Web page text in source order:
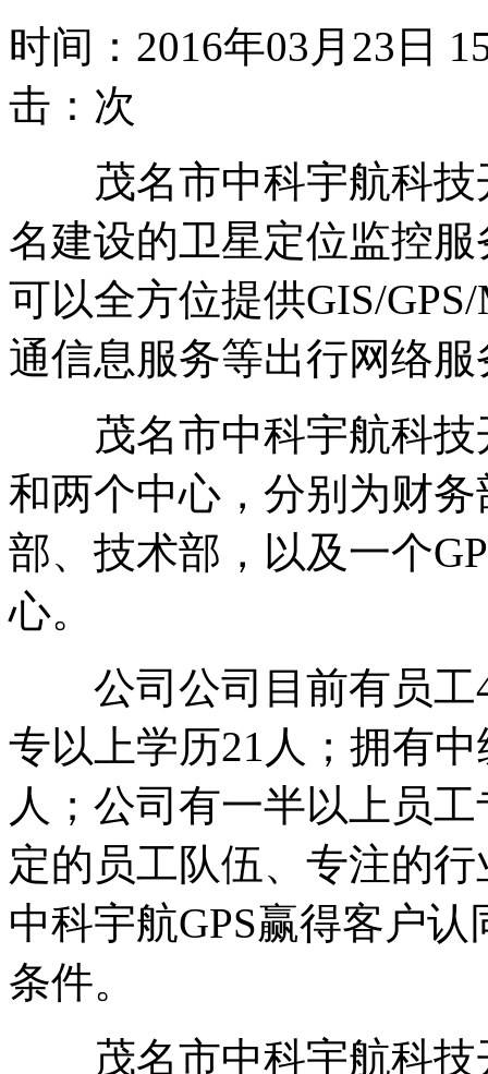
时间：2016年03月23
击： 次
茂名市中科宇航科技
名建设的卫星定位监控
可以全方位提供GIS/
通信息服务等出行网络服
茂名市中科宇航科技
和两个中心，分别为财
部、技术部，以及一个
心。
公司公司目前有员工
专以上学历21人；拥有
人；公司有一半以上员
定的员工队伍、专注的
中科宇航GPS赢得客户
条件。
茂名市中科宇航科技